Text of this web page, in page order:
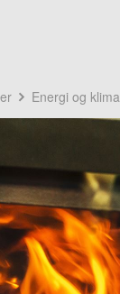
Energi og klima